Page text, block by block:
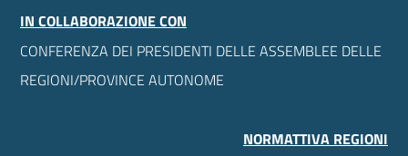
IN COLLABORAZIONE CON
CONFERENZA DEI PRESIDENTI DELLE ASSEMBLEE DELLE
REGIONI/PROVINCE AUTONOME
NORMATTIVA REGIONI